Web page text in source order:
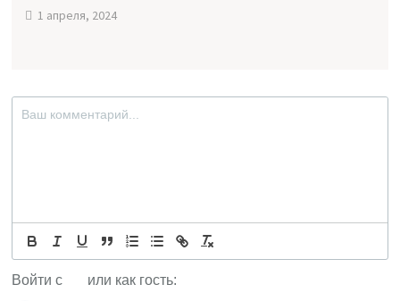
1 апреля, 2024
Войти с или как гость: